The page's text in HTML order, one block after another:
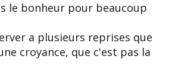
le bonheur pour beaucoup
a plusieurs reprises que
croyance, que c'est pas la